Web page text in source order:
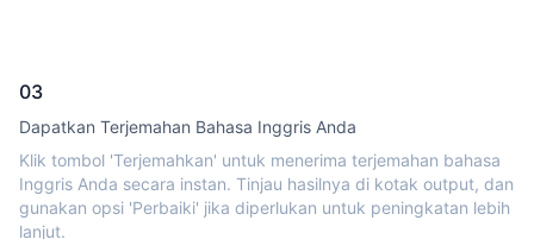
03
Dapatkan Terjemahan Bahasa Inggris Anda
Klik tombol 'Terjemahkan' untuk menerima terjemahan bahasa
Inggris Anda secara instan. Tinjau hasilnya di kotak output, dan
gunakan opsi 'Perbaiki' jika diperlukan untuk peningkatan lebih
lanjut.